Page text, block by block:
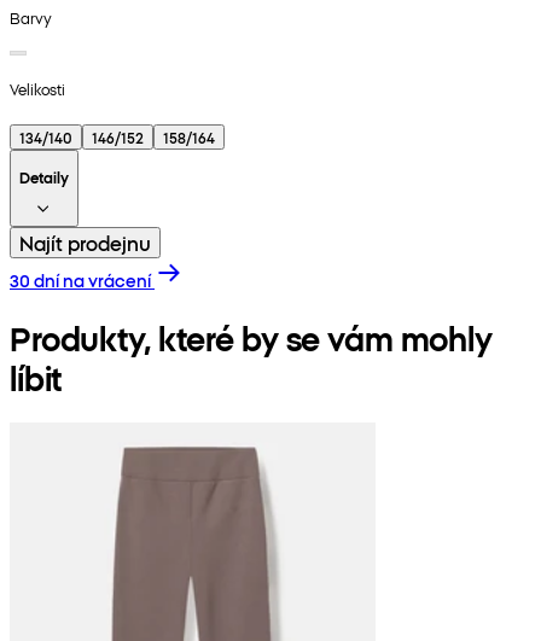
Barvy
Velikosti
134/140 146/152
158/164
Detaily
Najít prodejnu
30 dní na vrácení
Produkty, které by se vám mohly
líbit